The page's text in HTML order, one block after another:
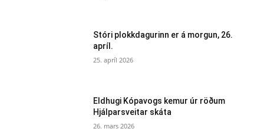
Stóri plokkdagurinn er á morgun, 26.
apríl.
25. apríl 2026
Eldhugi Kópavogs kemur úr röðum
Hjálparsveitar skáta
26. mars 2026